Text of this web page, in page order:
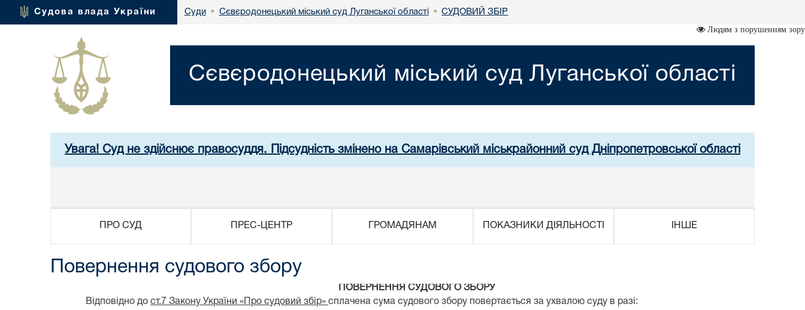
Судова влада України Суди • Сєвєродонецький міський суд Луганської області • СУДОВИЙ ЗБІР
Людям з порушенням зору
Сєвєродонецький міський суд Луганської області
Увага! Суд не здійснює правосуддя. Підсудність змінено на Самарівський міськрайонний суд Дніпропетровської області
ПРО СУД ПРЕС-ЦЕНТР ГРОМАДЯНАМ ПОКАЗНИКИ ДІЯЛЬНОСТІ ІНШЕ
Повернення судового збору
ПОВЕРНЕННЯ СУДОВОГО ЗБОРУ
Відповідно дост.7 Закону України «Про судовий збір»сплачена сума судового збору повертається за ухвалою суду в разі: